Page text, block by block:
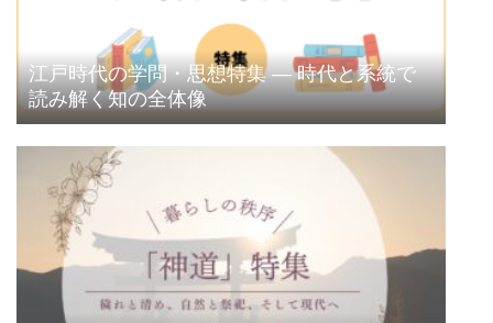
江戸時代の学問・思想特集 ― 時代と系統で
読み解く知の全体像